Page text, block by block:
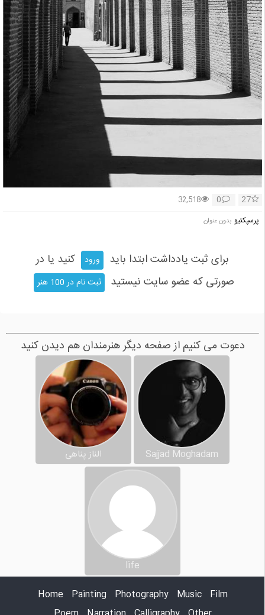
27
0
32,518
پرسپكتيو بدون عنوان
برای ثبت یادداشت ابتدا باید ورود
کنید یا در
صورتی که عضو سایت نیستید
ثبت نام در 100 هنر
دعوت می کنیم از صفحه دیگر هنرمندان هم دیدن کنید
Sajjad Moghadam الناز پناهی
life
Home
Painting Photography Music
Film